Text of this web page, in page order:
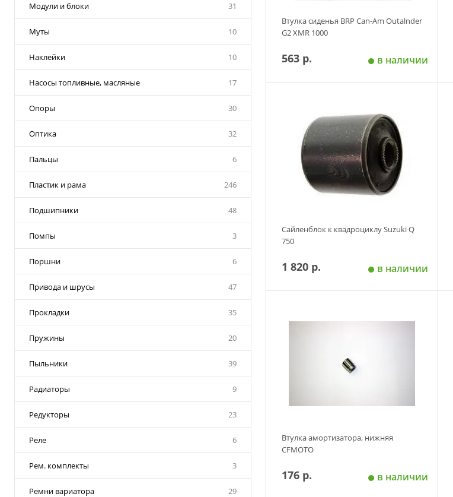
Модули и блоки 31
Муты 10
Наклейки 10
Насосы топливные, масляные 17
Опоры 30
Оптика 32
Пальцы 6
Пластик и рама 246
Подшипники 48
Помпы 3
Поршни 6
Привода и шрусы 47
Прокладки 35
Пружины 20
Пыльники 39
Радиаторы 9
Редукторы 23
Реле 6
Рем. комплекты 3
Ремни вариатора 29
Втулка сиденья BRP Can-Am Outalnder
G2 XMR 1000
563 р. в наличии
Сайленблок к квадроциклу Suzuki Q
750
1 820 р. в наличии
Втулка амортизатора, нижняя
CFMOTO
176 р. в наличии